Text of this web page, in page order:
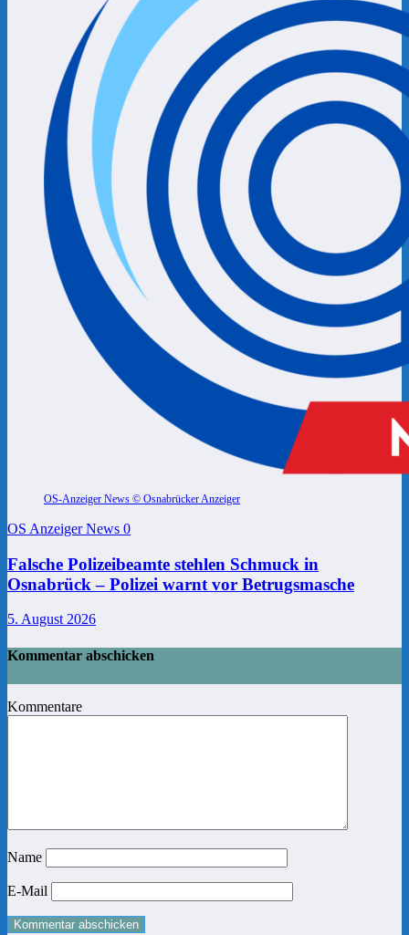
OS-Anzeiger News © Osnabrücker Anzeiger
OS Anzeiger News 0
Falsche Polizeibeamte stehlen Schmuck in
Osnabrück – Polizei warnt vor Betrugsmasche
5. August 2026
Kommentar abschicken
Kommentare
Name
E-Mail